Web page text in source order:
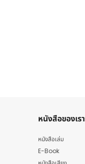
หนังสือของเรา
หนังสือเล่ม
E-Book